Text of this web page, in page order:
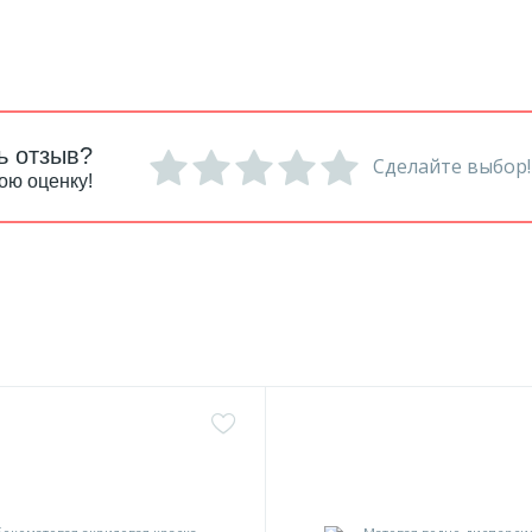
отзыв?
оценку!
Сделайте выбор!